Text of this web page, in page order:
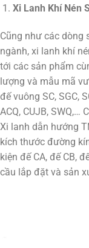
Xi Lanh Khí Nén
Cũng như các dòng
ngành, xi lanh khí
tới các sản phẩm
lượng và mẫu mã
đế vuông SC, SGC,
ACQ, CUJB, SWQ,…
Xi lanh dẫn hướng
kích thước đường
kiện đế CA, đế CB,
cầu lắp đặt và sản